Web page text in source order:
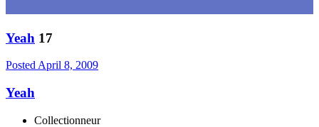
Yeah 17
PostedApril 8, 2009
Yeah
Collectionneur